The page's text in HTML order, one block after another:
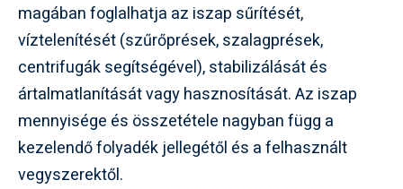
magában foglalhatja az iszap sűrítését,
víztelenítését (szűrőprések, szalagprések,
centrifugák segítségével), stabilizálását és
ártalmatlanítását vagy hasznosítását. Az iszap
mennyisége és összetétele nagyban függ a
kezelendő folyadék jellegétől és a felhasznált
vegyszerektől.